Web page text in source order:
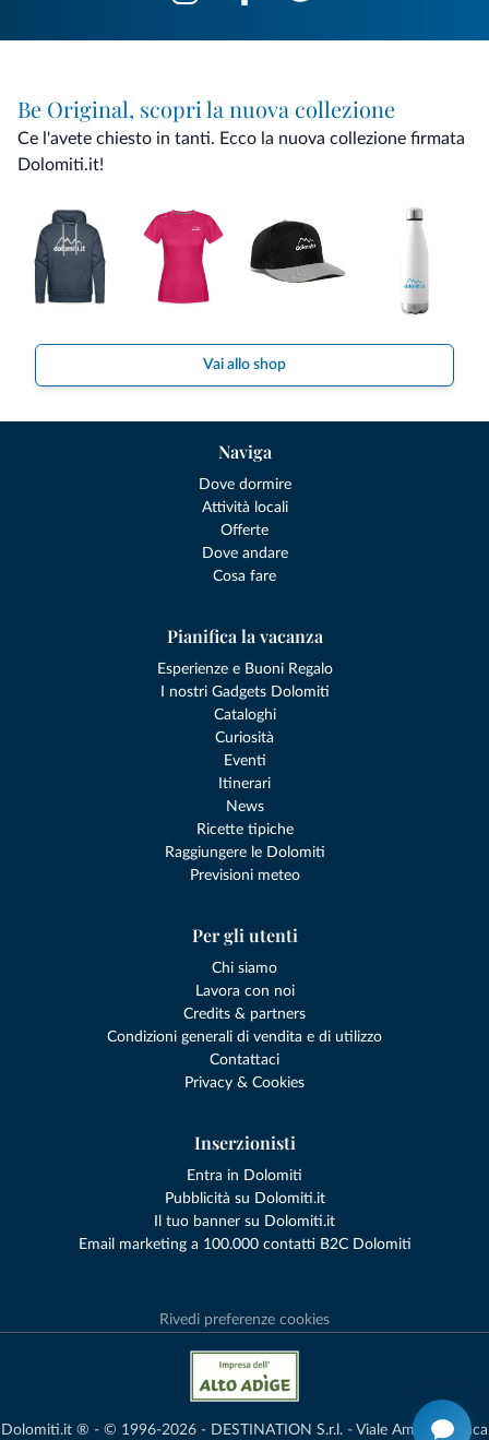
Be Original, scopri la nuova collezione
Ce l'avete chiesto in tanti. Ecco la nuova collezione firmata
Dolomiti.it!
Vai allo shop
Naviga
Dove dormire
Attività locali
Offerte
Dove andare
Cosa fare
Pianifica la vacanza
Esperienze e Buoni Regalo
I nostri Gadgets Dolomiti
Cataloghi
Curiosità
Eventi
Itinerari
News
Ricette tipiche
Raggiungere le Dolomiti
Previsioni meteo
Per gli utenti
Chi siamo
Lavora con noi
Credits & partners
Condizioni generali di vendita e di utilizzo
Contattaci
Privacy & Cookies
Inserzionisti
Entra in Dolomiti
Pubblicità su Dolomiti.it
Il tuo banner su Dolomiti.it
Email marketing a 100.000 contatti B2C Dolomiti
Rivedi preferenze cookies
Dolomiti.it ® - © 1996-2026 - DESTINATION S.r.l. - Viale Amedeo Duca